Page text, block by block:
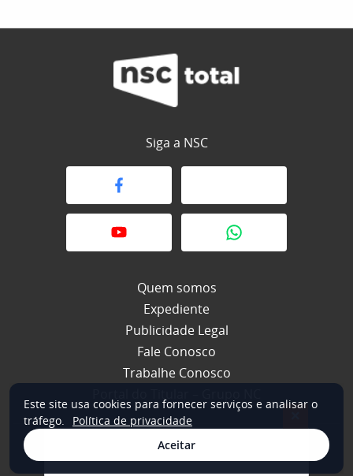
Siga a NSC
Quem somos
Expediente
Publicidade Legal
Fale Conosco
Trabalhe Conosco
© 2026 NSC Total. Todos os direitos reservados.
Este site usa cookies para fornecer serviços e analisar o
tráfego.
Política de privacidade
Aceitar